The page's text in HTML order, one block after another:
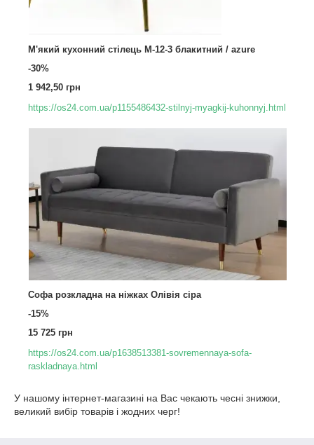
М'який кухонний стілець М-12-3 блакитний / azure
-30%
1 942,50 грн
https://os24.com.ua/p1155486432-stilnyj-myagkij-kuhonnyj.html
Софа розкладна на ніжках Олівія сіра
-15%
15 725 грн
https://os24.com.ua/p1638513381-sovremennaya-sofa-
raskladnaya.html
У нашому інтернет-магазині на Вас чекають чесні знижки,
великий вибір товарів і жодних черг!